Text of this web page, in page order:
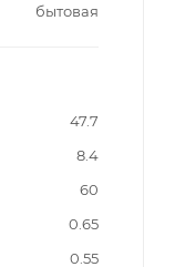
бытовая
47.7
8.4
60
0.65
0.55